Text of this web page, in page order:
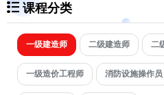
课程分类
一级建造师 二级建造师 二
一级造价工程师 消防设施操作员